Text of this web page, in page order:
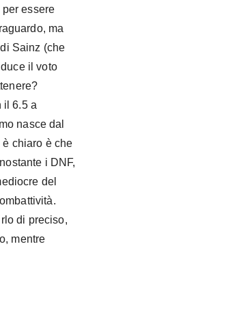
essere
ma
Sainz (che
il voto
il 6.5 a
nasce dal
chiaro è che
i DNF,
del
di preciso,
mentre